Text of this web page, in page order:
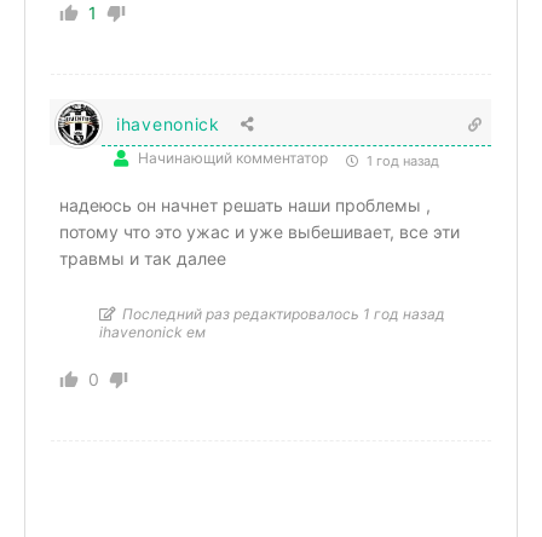
1
ihavenonick
Начинающий комментатор 1 год назад
надеюсь он начнет решать наши проблемы ,
потому что это ужас и уже выбешивает, все эти
травмы и так далее
Последний раз редактировалось 1 год назад
ihavenonick ем
0